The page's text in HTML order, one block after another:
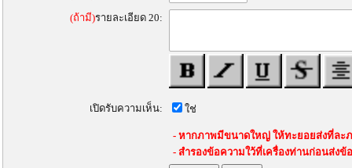
(ถ้ามี)รายละเอียด 20:
เปิดรับความเห็น: ใช่
- หากภาพมีขนาดใหญ่ ให้ทะยอยส่งที่ละ
- สำรองข้อความใว้ที่เครื่องท่านก่อนส่งข้